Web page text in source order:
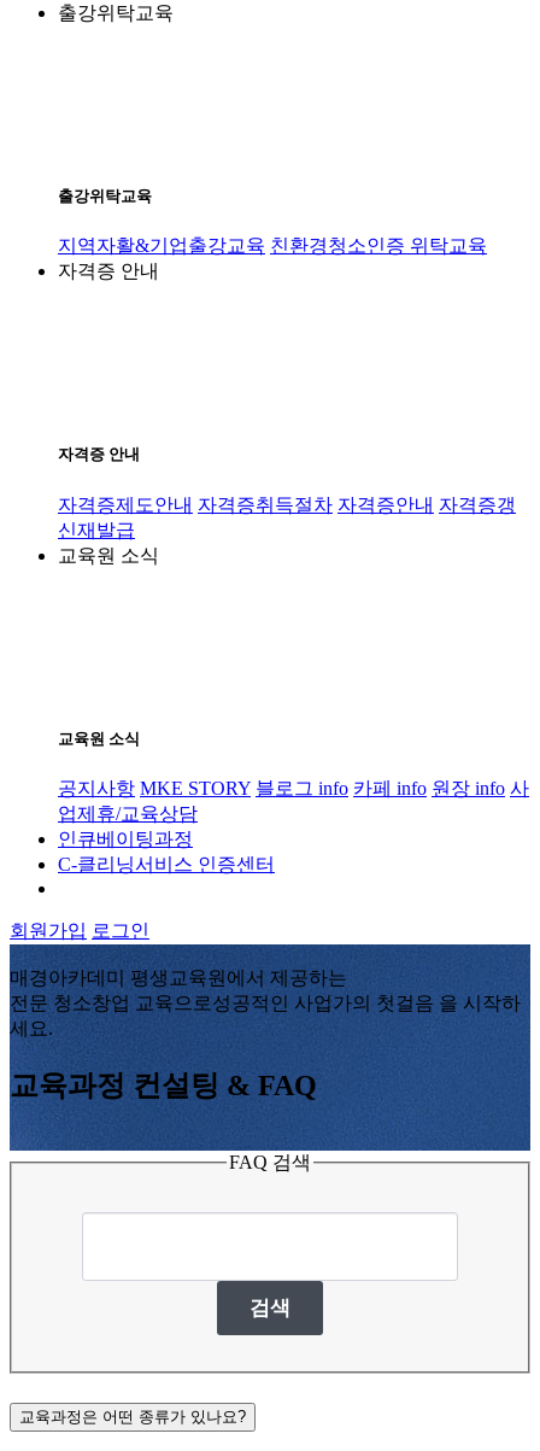
출강위탁교육
출강위탁교육
지역자활&기업출강교육 친환경청소인증 위탁교육
자격증 안내
자격증 안내
자격증제도안내 자격증취득절차 자격증안내 자격증갱
신재발급
교육원 소식
교육원 소식
공지사항 MKE STORY 블로그 info 카페 info 원장 info 사
업제휴/교육상담
인큐베이팅과정
C-클리닝서비스 인증센터
회원가입 로그인
매경아카데미 평생교육원에서 제공하는
전문 청소창업 교육으로성공적인 사업가의 첫걸음 을 시작하
세요.
교육과정 컨설팅 & FAQ
FAQ 검색
검색
교육과정은 어떤 종류가 있나요?